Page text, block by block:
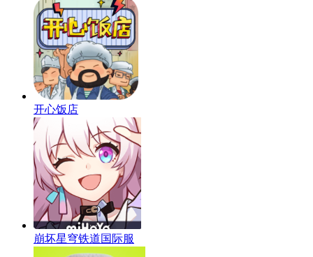
开心饭店
崩坏星穹铁道国际服